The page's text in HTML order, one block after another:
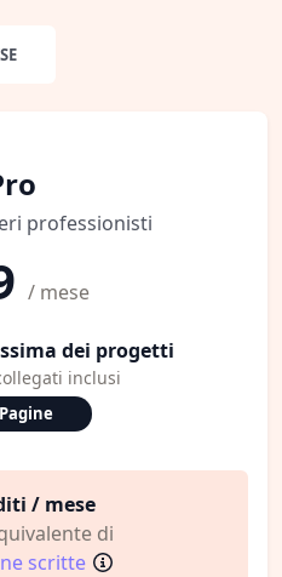
professionisti
/ mese
dei progetti
inclusi
/ mese
di
scritte